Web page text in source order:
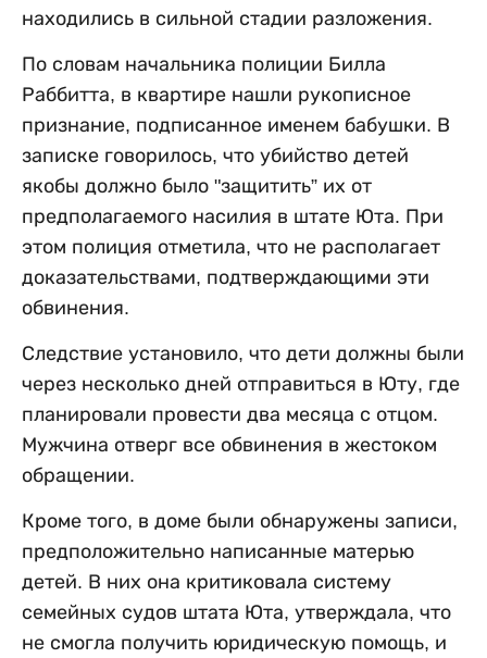
находились в сильной стадии разложения.
По словам начальника полиции Билла
Раббитта, в квартире нашли рукописное
признание, подписанное именем бабушки. В
записке говорилось, что убийство детей
якобы должно было "защитить” их от
предполагаемого насилия в штате Юта. При
этом полиция отметила, что не располагает
доказательствами, подтверждающими эти
обвинения.
Следствие установило, что дети должны были
через несколько дней отправиться в Юту, где
планировали провести два месяца с отцом.
Мужчина отверг все обвинения в жестоком
обращении.
Кроме того, в доме были обнаружены записи,
предположительно написанные матерью
детей. В них она критиковала систему
семейных судов штата Юта, утверждала, что
не смогла получить юридическую помощь, и